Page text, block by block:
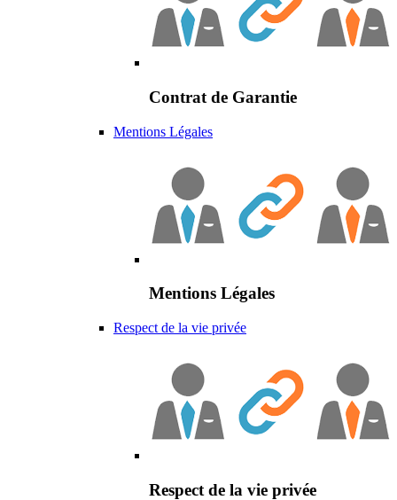
Contrat de Garantie
Mentions Légales
Mentions Légales
Respect de la vie privée
Respect de la vie privée